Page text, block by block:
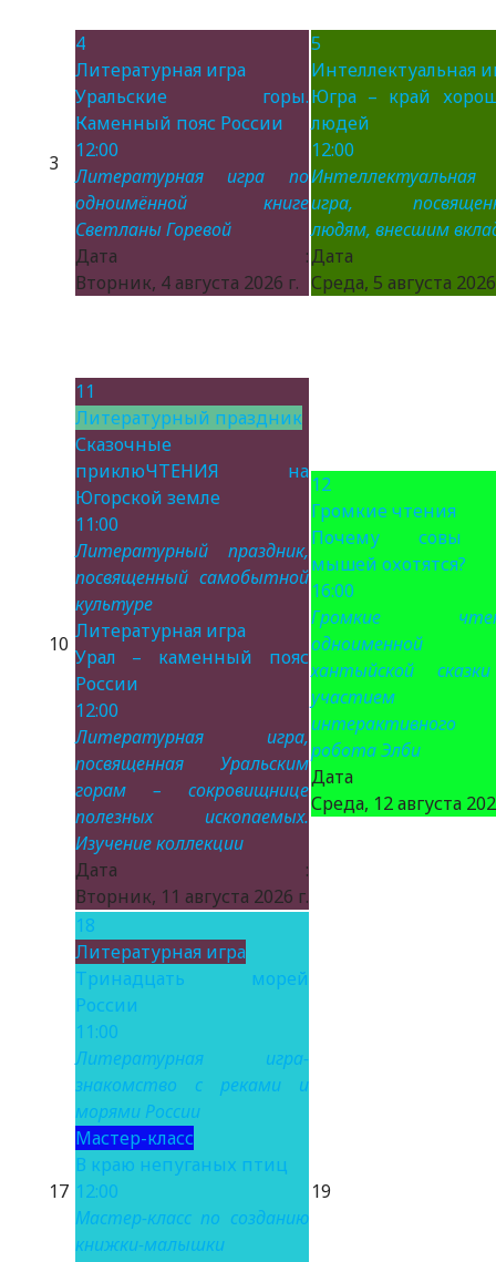
3
4
Литературная игра
Уральские горы.
Каменный пояс России
12:00
Литературная игра по
одноимённой книге
Светланы Горевой
Дата :
Вторник, 4 августа 2026 г.
5
Интеллектуальная
Югра – край
людей
12:00
Интеллектуальная
игра,
людям, внесшим
Дата
Среда, 5 августа
10
11
Литературный праздник
Сказочные
приклюЧТЕНИЯ на
Югорской земле
11:00
Литературный праздник,
посвященный самобытной
культуре
Литературная игра
Урал – каменный пояс
России
12:00
Литературная игра,
посвященная Уральским
горам – сокровищнице
полезных ископаемых.
Изучение коллекции
Дата :
Вторник, 11 августа 2026 г.
12
Громкие чтения
Почему совы
мышей охотятся?
16:00
Громкие
одноименной
хантыйской
участием
интерактивного
робота Элби
Дата
Среда, 12 августа
17
18
Литературная игра
Тринадцать морей
России
11:00
Литературная игра-
знакомство с реками и
морями России
Мастер-класс
В краю непуганых птиц
12:00
Мастер-класс по созданию
книжки-малышки
19